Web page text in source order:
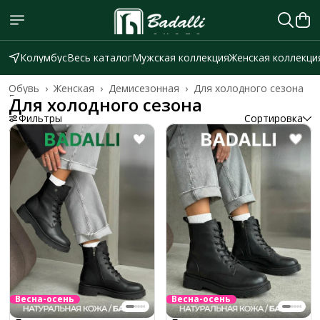
КолумбусВесь каталогМужская коллекцияЖенская
Для холодного сезона
Демисезонная ›
Женская ›
Обувь ›
Главная
Для холодного сезона
Фильтры Сортировка
Весна-осень Весна-осень